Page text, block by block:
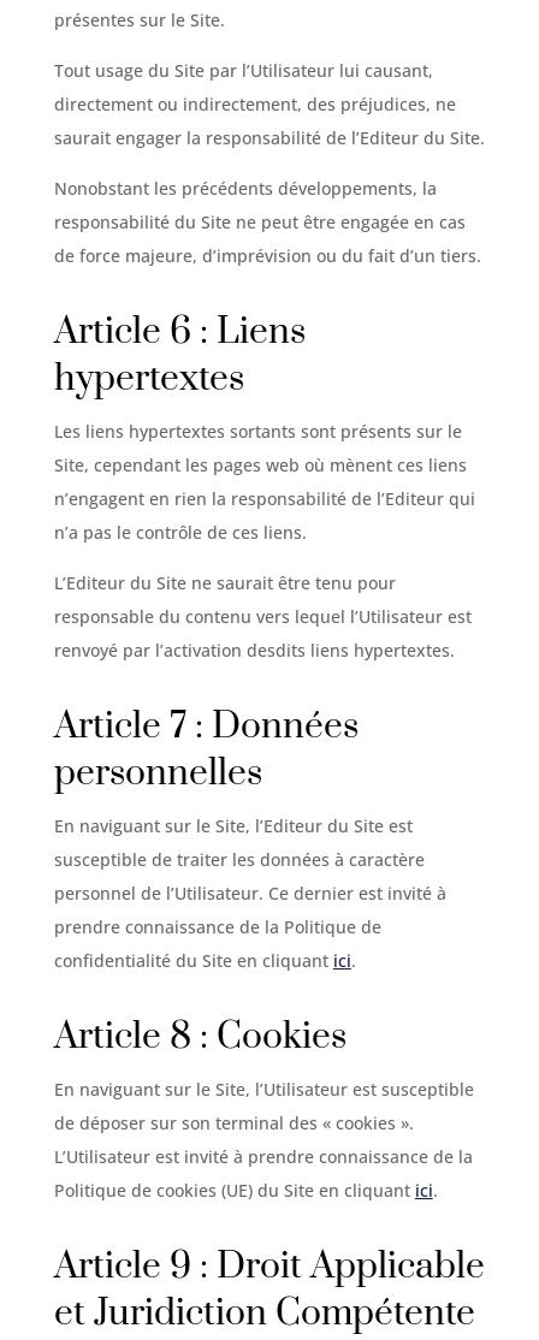
présentes sur le Site.
Tout usage du Site par l’Utilisateur lui causant,
directement ou indirectement, des préjudices, ne
saurait engager la responsabilité de l’Editeur du Site.
Nonobstant les précédents développements, la
responsabilité du Site ne peut être engagée en cas
de force majeure, d’imprévision ou du fait d’un tiers.
Article 6 : Liens
hypertextes
Les liens hypertextes sortants sont présents sur le
Site, cependant les pages web où mènent ces liens
n’engagent en rien la responsabilité de l’Editeur qui
n’a pas le contrôle de ces liens.
L’Editeur du Site ne saurait être tenu pour
responsable du contenu vers lequel l’Utilisateur est
renvoyé par l’activation desdits liens hypertextes.
Article 7 : Données
personnelles
En naviguant sur le Site, l’Editeur du Site est
susceptible de traiter les données à caractère
personnel de l’Utilisateur. Ce dernier est invité à
prendre connaissance de la Politique de
confidentialité du Site en cliquant ici.
Article 8 : Cookies
En naviguant sur le Site, l’Utilisateur est susceptible
de déposer sur son terminal des « cookies ».
L’Utilisateur est invité à prendre connaissance de la
Politique de cookies (UE) du Site en cliquant ici.
Article 9 : Droit Applicable
et Juridiction Compétente